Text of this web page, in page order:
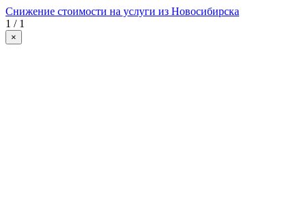
Снижение стоимости на услуги из Новосибирска
1 / 1
×